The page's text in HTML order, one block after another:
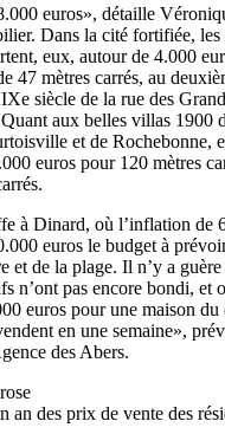
euros», détaille
Dans la cité fortifiée, les
eux, autour de 4.000
47 mètres carrés, au
siècle de la rue des
aux belles villas 1900
et de Rochebonne,
euros pour 120 mètres
à Dinard, où l’inflation de
euros le budget à
et de la plage. Il n’y a
n’ont pas encore bondi, et
euros pour une maison du
en une semaine»,
des Abers.
an des prix de vente des